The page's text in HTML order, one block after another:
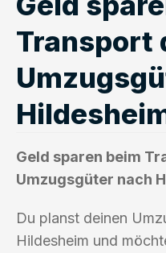
Transport
Geld sparen beim
Umzugsgüter nach
Du planst deinen
Hildesheim und